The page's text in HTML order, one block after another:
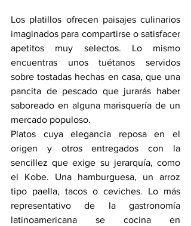
Los platillos ofrecen paisajes culinarios
imaginados para compartirse o satisfacer
apetitos muy selectos. Lo mismo
encuentras unos tuétanos servidos
sobre tostadas hechas en casa, que una
pancita de pescado que jurarás haber
saboreado en alguna marisquería de un
mercado populoso.
Platos cuya elegancia reposa en el
origen y otros entregados con la
sencillez que exige su jerarquía, como
el Kobe. Una hamburguesa, un arroz
tipo paella, tacos o ceviches. Lo más
representativo de la gastronomía
latinoamericana se cocina en